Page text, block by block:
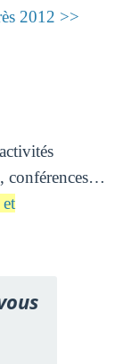
2012 ­­>>
conférences…